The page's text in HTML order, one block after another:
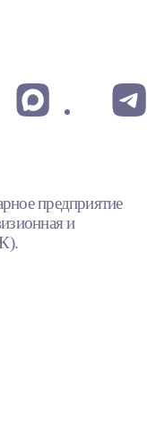
предприятие
и